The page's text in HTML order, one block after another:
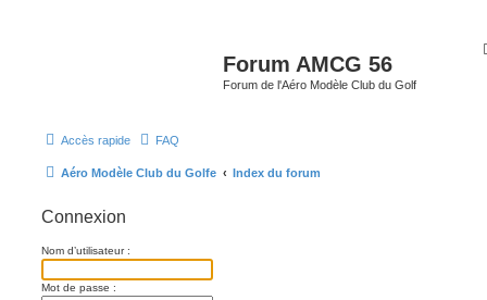
Forum AMCG 56
Forum de l'Aéro Modèle Club du Golf
Accès rapide FAQ
Aéro Modèle Club du Golfe Index du forum
Connexion
Nom d’utilisateur :
Mot de passe :